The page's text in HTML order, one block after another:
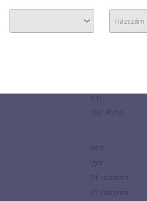
9200 Ft
0 Ft
700 Ft/hó
nem
igen
21 csatorna
65 csatorna